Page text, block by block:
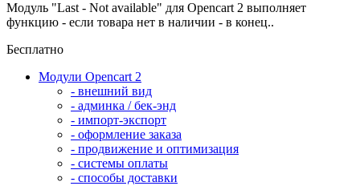
Модуль "Last - Not available" для Opencart 2 выполняет
функцию - если товара нет в наличии - в конец..
Бесплатно
Модули Opencart 2
- внешний вид
- админка / бек-энд
- импорт-экспорт
- оформление заказа
- продвижение и оптимизация
- системы оплаты
- способы доставки